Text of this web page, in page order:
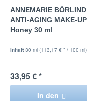
ANNEMARIE BÖRLIND
ANTI-AGING MAKE-UP
Honey 30 ml
Inhalt30 ml(113,17 € * / 100 ml)
33,95 € *
In den